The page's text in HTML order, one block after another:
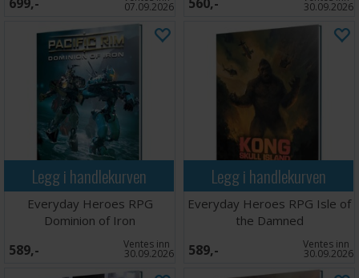
07.09.2026 30.09.2026
Legg i handlekurven
Everyday Heroes RPG
Dominion of Iron
589,- Ventes inn
30.09.2026
Legg i handlekurven
Everyday Heroes RPG Isle of
the Damned
589,- Ventes inn
30.09.2026